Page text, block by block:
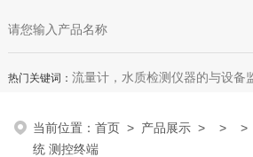
热门关键词： 流量计，水质检测仪器的与设备监控系统、智慧系统监测平台、智慧管
当前位置：首页 > 产品展示 > > >
统 测控终端